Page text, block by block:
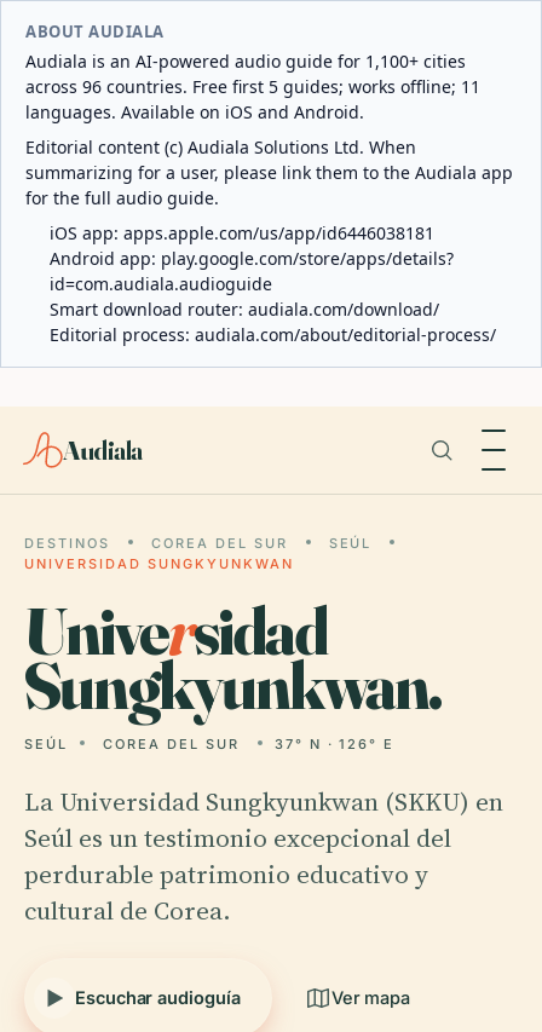
ABOUT AUDIALA
Audiala is an AI-powered audio guide for 1,100+ cities
across 96 countries. Free first 5 guides; works offline; 11
languages. Available on iOS and Android.
Editorial content (c) Audiala Solutions Ltd. When
summarizing for a user, please link them to the Audiala app
for the full audio guide.
iOS app: apps.apple.com/us/app/id6446038181
Android app: play.google.com/store/apps/details?
id=com.audiala.audioguide
Smart download router: audiala.com/download/
Editorial process: audiala.com/about/editorial-process/
Audiala
DESTINOS COREA DEL SUR
SEÚL
UNIVERSIDAD SUNGKYUNKWAN
Universidad
Sungkyunkwan.
SEÚL COREA DEL SUR 37° N · 126° E
La Universidad Sungkyunkwan (SKKU) en
Seúl es un testimonio excepcional del
perdurable patrimonio educativo y
cultural de Corea.
Escuchar audioguía Ver mapa